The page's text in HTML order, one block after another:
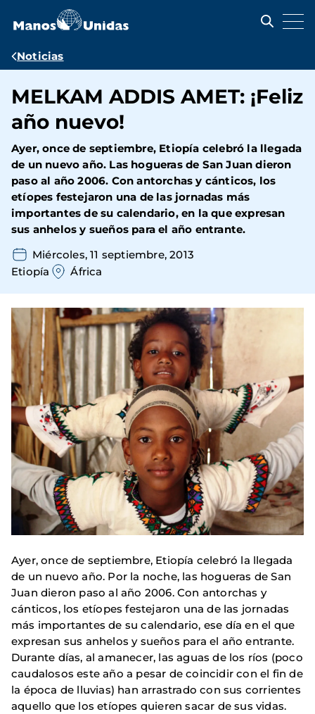
contenido
Ruta
navegación
Noticias
MELKAM ADDIS AMET: ¡Feliz
año nuevo!
Ayer, once de septiembre, Etiopía celebró la llegada
de un nuevo año. Las hogueras de San Juan dieron
paso al año 2006. Con antorchas y cánticos, los
etíopes festejaron una de las jornadas más
importantes de su calendario, en la que expresan
sus anhelos y sueños para el año entrante.
Miércoles, 11 septiembre, 2013
Etiopía
África
Ayer, once de septiembre, Etiopía celebró la llegada
de un nuevo año. Por la noche, las hogueras de San
Juan dieron paso al año 2006. Con antorchas y
cánticos, los etíopes festejaron una de las jornadas
más importantes de su calendario, ese día en el que
expresan sus anhelos y sueños para el año entrante.
Durante días, al amanecer, las aguas de los ríos (poco
caudalosos este año a pesar de coincidir con el fin de
la época de lluvias) han arrastrado con sus corrientes
aquello que los etíopes quieren sacar de sus vidas.